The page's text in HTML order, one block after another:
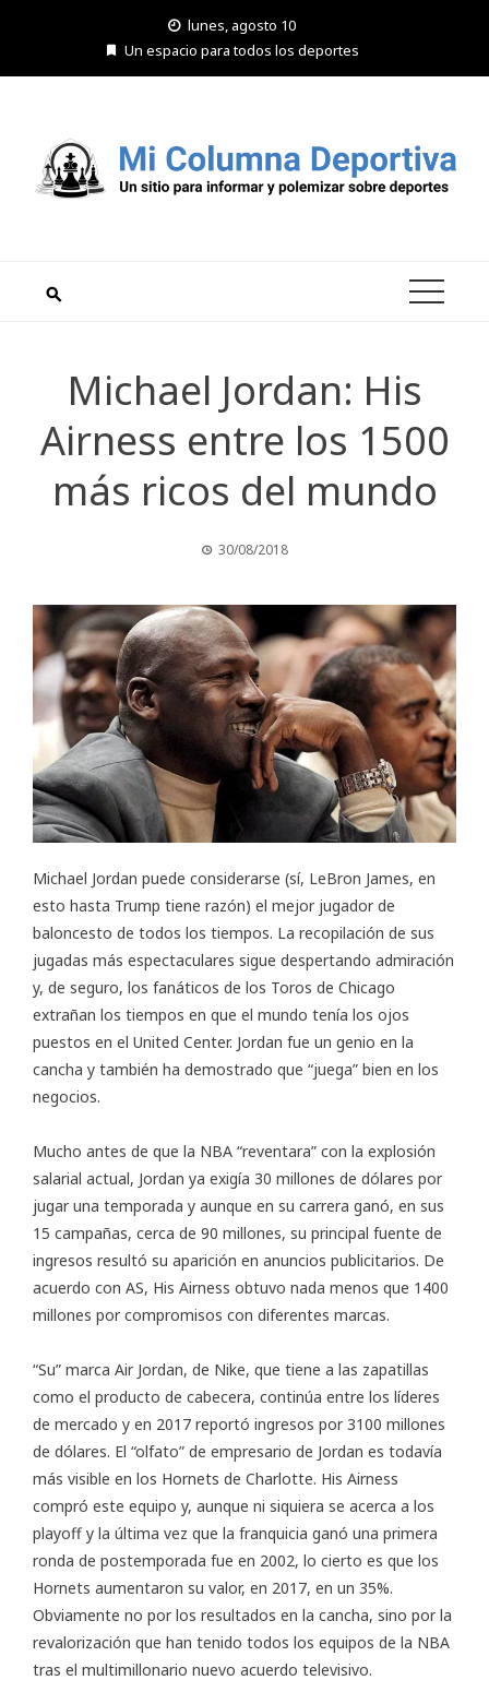
lunes, agosto 10
Un espacio para todos los deportes
Michael Jordan: His
Airness entre los 1500
más ricos del mundo
30/08/2018
Michael Jordan puede considerarse (sí, LeBron James, en
esto hasta Trump tiene razón) el mejor jugador de
baloncesto de todos los tiempos. La recopilación de sus
jugadas más espectaculares sigue despertando admiración
y, de seguro, los fanáticos de los Toros de Chicago
extrañan los tiempos en que el mundo tenía los ojos
puestos en el United Center. Jordan fue un genio en la
cancha y también ha demostrado que “juega” bien en los
negocios.
Mucho antes de que la NBA “reventara” con la explosión
salarial actual, Jordan ya exigía 30 millones de dólares por
jugar una temporada y aunque en su carrera ganó, en sus
15 campañas, cerca de 90 millones, su principal fuente de
ingresos resultó su aparición en anuncios publicitarios. De
acuerdo con AS, His Airness obtuvo nada menos que 1400
millones por compromisos con diferentes marcas.
“Su” marca Air Jordan, de Nike, que tiene a las zapatillas
como el producto de cabecera, continúa entre los líderes
de mercado y en 2017 reportó ingresos por 3100 millones
de dólares. El “olfato” de empresario de Jordan es todavía
más visible en los Hornets de Charlotte. His Airness
compró este equipo y, aunque ni siquiera se acerca a los
playoff y la última vez que la franquicia ganó una primera
ronda de postemporada fue en 2002, lo cierto es que los
Hornets aumentaron su valor, en 2017, en un 35%.
Obviamente no por los resultados en la cancha, sino por la
revalorización que han tenido todos los equipos de la NBA
tras el multimillonario nuevo acuerdo televisivo.